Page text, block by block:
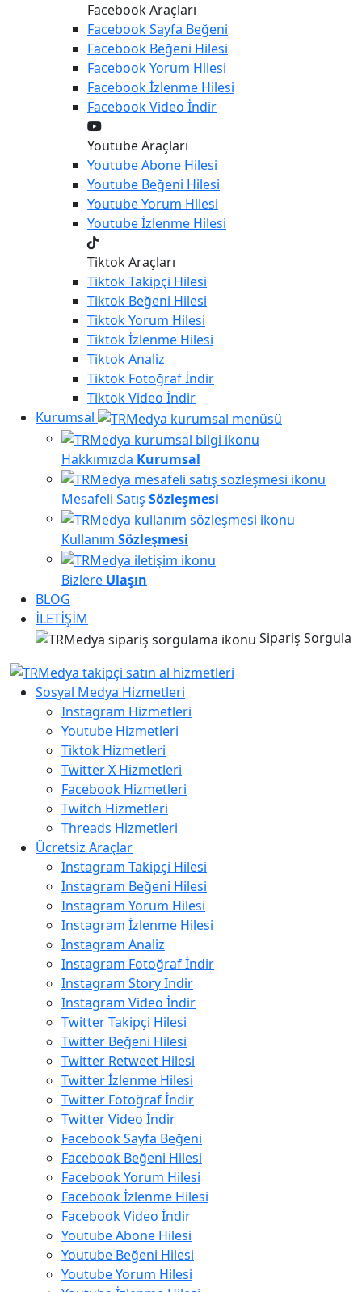
Facebook Araçları
FacebookSayfa Beğeni
Facebook Beğeni Hilesi
FacebookYorum Hilesi
Facebookİzlenme Hilesi
FacebookVideo İndir
Youtube Araçları
YoutubeAbone Hilesi
Youtube Beğeni Hilesi
YoutubeYorum Hilesi
Youtubeİzlenme Hilesi
Tiktok Araçları
TiktokTakipçi Hilesi
Tiktok Beğeni Hilesi
TiktokYorum Hilesi
Tiktokİzlenme Hilesi
TiktokAnaliz
Tiktok Fotoğraf İndir
TiktokVideo İndir
Kurumsal
Hakkımızda Kurumsal
Mesafeli Satış Sözleşmesi
Kullanım Sözleşmesi
Bizlere Ulaşın
BLOG
İLETİŞİM
Sipariş Sorgula
Sosyal Medya Hizmetleri
Instagram Hizmetleri
Youtube Hizmetleri
Tiktok Hizmetleri
Twitter X Hizmetleri
Facebook Hizmetleri
Twitch Hizmetleri
Threads Hizmetleri
Ücretsiz Araçlar
Instagram Takipçi Hilesi
Instagram Beğeni Hilesi
Instagram Yorum Hilesi
Instagram İzlenme Hilesi
Instagram Analiz
Instagram Fotoğraf İndir
Instagram Story İndir
Instagram Video İndir
Twitter Takipçi Hilesi
Twitter Beğeni Hilesi
Twitter Retweet Hilesi
Twitter İzlenme Hilesi
Twitter Fotoğraf İndir
Twitter Video İndir
Facebook Sayfa Beğeni
Facebook Beğeni Hilesi
Facebook Yorum Hilesi
Facebook İzlenme Hilesi
Facebook Video İndir
Youtube Abone Hilesi
Youtube Beğeni Hilesi
Youtube Yorum Hilesi